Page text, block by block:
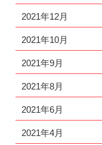
2021年12月
2021年10月
2021年9月
2021年8月
2021年6月
2021年4月